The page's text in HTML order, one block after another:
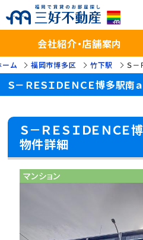
会社紹介・店舗案内
ム 福岡市博多区 竹下駅 Ｓ－
Ｓ－ＲＥＳＩＤＥＮＣＥ博多駅南
Ｓ－ＲＥＳＩＤＥＮＣＥ
物件詳細
マンション